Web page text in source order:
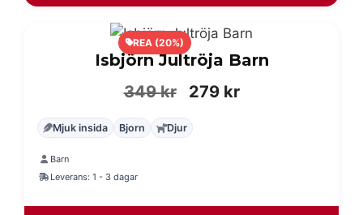
REA (20%)
Isbjörn Jultröja Barn
349kr
Det
ursprungliga
279 krDet
Mjuk insida Bjorn Djur
Barn
Leverans: 1 - 3 dagar